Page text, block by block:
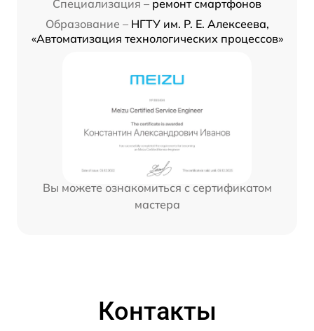
Специализация – ремонт смартфонов
Образование – НГТУ им. Р. Е. Алексеева,
«Автоматизация технологических процессов»
Вы можете ознакомиться с сертификатом
мастера
Контакты